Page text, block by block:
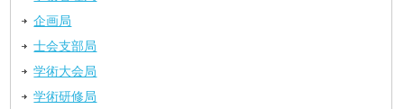
企画局
士会支部局
学術大会局
学術研修局